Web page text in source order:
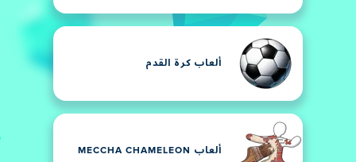
ألعاب كرة القدم
ألعاب MECCHA CHAMELEON